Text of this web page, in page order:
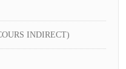
INDIRECT)